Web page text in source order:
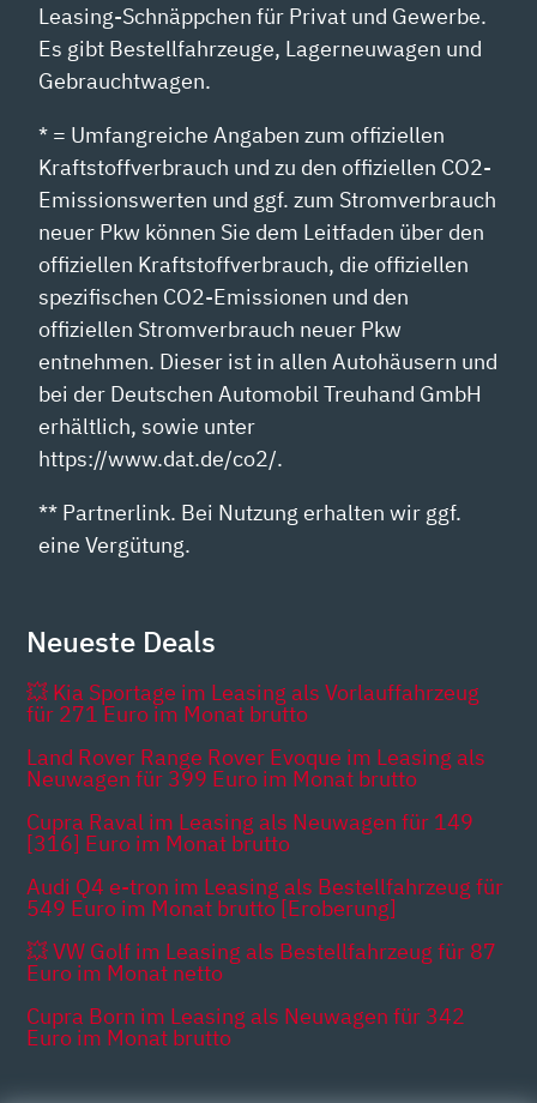
Leasing-Schnäppchen für Privat und Gewerbe.
Es gibt Bestellfahrzeuge, Lagerneuwagen und
Gebrauchtwagen.
* = Umfangreiche Angaben zum offiziellen
Kraftstoffverbrauch und zu den offiziellen CO2-
Emissionswerten und ggf. zum Stromverbrauch
neuer Pkw können Sie dem Leitfaden über den
offiziellen Kraftstoffverbrauch, die offiziellen
spezifischen CO2-Emissionen und den
offiziellen Stromverbrauch neuer Pkw
entnehmen. Dieser ist in allen Autohäusern und
bei der Deutschen Automobil Treuhand GmbH
erhältlich, sowie unter
https://www.dat.de/co2/.
** Partnerlink. Bei Nutzung erhalten wir ggf.
eine Vergütung.
Neueste Deals
💥 Kia Sportage im Leasing als Vorlauffahrzeug
für 271 Euro im Monat brutto
Land Rover Range Rover Evoque im Leasing als
Neuwagen für 399 Euro im Monat brutto
Cupra Raval im Leasing als Neuwagen für 149
[316] Euro im Monat brutto
Audi Q4 e-tron im Leasing als Bestellfahrzeug für
549 Euro im Monat brutto [Eroberung]
💥 VW Golf im Leasing als Bestellfahrzeug für 87
Euro im Monat netto
Cupra Born im Leasing als Neuwagen für 342
Euro im Monat brutto